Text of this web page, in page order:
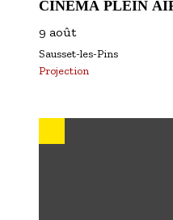
CINÉMA PLEIN
9 août
Sausset-les-Pins
Projection